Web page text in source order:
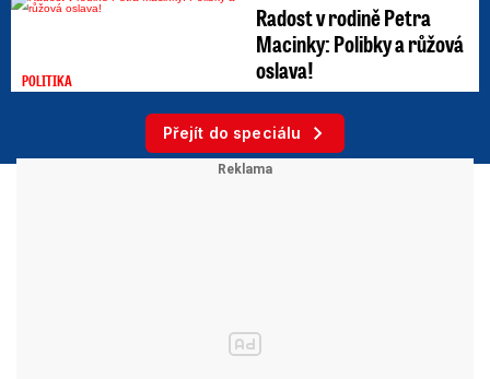
POLITIKA
Radost v rodině Petra
Macinky: Polibky a růžová
oslava!
Přejít do speciálu